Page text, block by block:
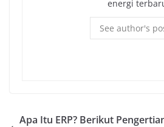
energi
See author's
Apa Itu ERP? Berikut